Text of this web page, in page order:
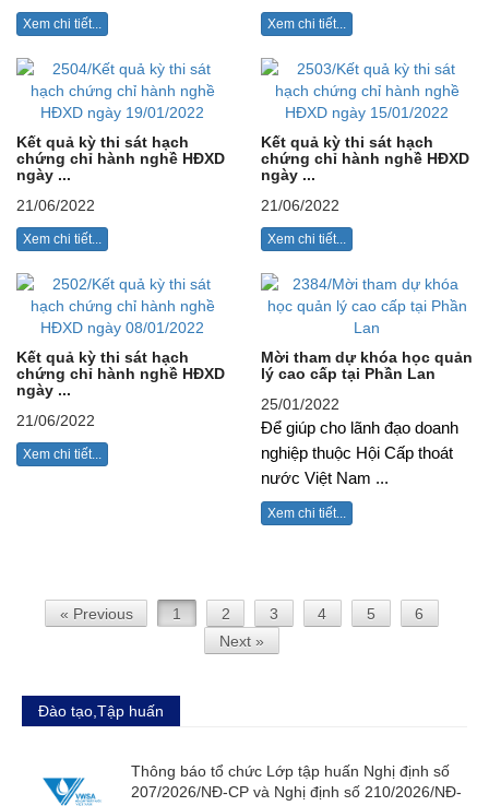
Xem chi tiết... Xem chi tiết...
Kết quả kỳ thi sát hạch
chứng chỉ hành nghề HĐXD
ngày ...
21/06/2022
Xem chi tiết...
Kết quả kỳ thi sát hạch
chứng chỉ hành nghề HĐXD
ngày ...
21/06/2022
Xem chi tiết...
Kết quả kỳ thi sát hạch
chứng chỉ hành nghề HĐXD
ngày ...
21/06/2022
Xem chi tiết...
Mời tham dự khóa học quản
lý cao cấp tại Phần Lan
25/01/2022
Để giúp cho lãnh đạo doanh
nghiệp thuộc Hội Cấp thoát
nước Việt Nam ...
Xem chi tiết...
« Previous 1 2 3 4 5
6
Next »
Đào tạo,Tập huấn
Thông báo tổ chức Lớp tập huấn Nghị định số
207/2026/NĐ-CP và Nghị định số 210/2026/NĐ-